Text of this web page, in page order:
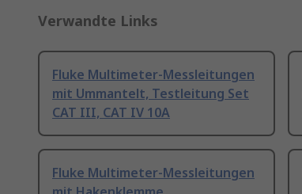
Verwandte Links
Fluke Multimeter-Messleitungen
mit Ummantelt, Testleitung Set
CAT III, CAT IV 10A
Fluke Multimeter-Messleitungen